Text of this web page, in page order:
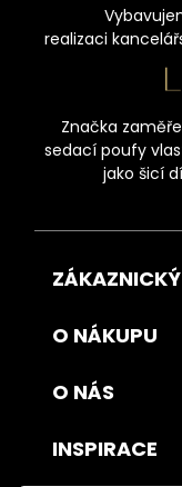
realizaci
Značka
sedací poufy
jako šicí
O NÁKUPU
O NÁS
INSPIRACE